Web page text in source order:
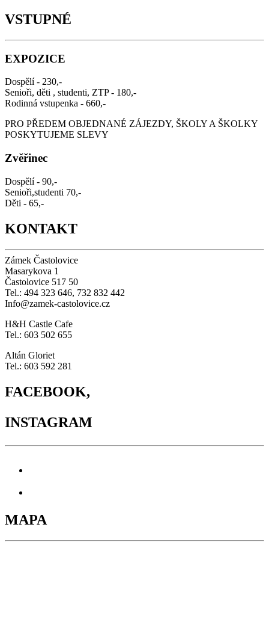
VSTUPNÉ
EXPOZICE
Dospělí - 230,-
Senioři, děti , studenti, ZTP - 180,-
Rodinná vstupenka - 660,-
PRO PŘEDEM OBJEDNANÉ ZÁJEZDY, ŠKOLY A ŠKOLKY
POSKYTUJEME SLEVY
Zvěřinec
Dospělí - 90,-
Senioři,studenti 70,-
Děti - 65,-
KONTAKT
Zámek Častolovice
Masarykova 1
Častolovice 517 50
Tel.: 494 323 646, 732 832 442
Info@zamek-castolovice.cz
H&H Castle Cafe
Tel.: 603 502 655
Altán Gloriet
Tel.: 603 592 281
FACEBOOK,
INSTAGRAM
MAPA